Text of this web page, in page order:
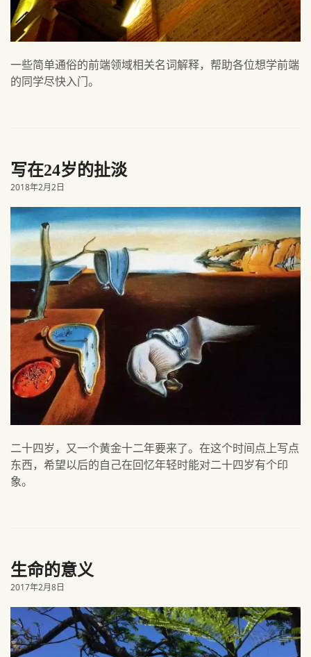
一些简单通俗的前端领域相关名词解释，帮助各位想学前端
的同学尽快入门。
写在24岁的扯淡
2018年2月2日
二十四岁，又一个黄金十二年要来了。在这个时间点上写点
东西，希望以后的自己在回忆年轻时能对二十四岁有个印
象。
生命的意义
2017年2月8日